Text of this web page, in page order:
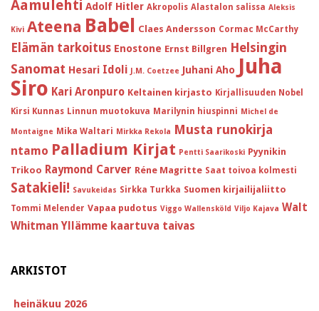
Aamulehti Adolf Hitler Akropolis Alastalon salissa Aleksis
Kivi Ateena Babel Claes Andersson Cormac McCarthy
Elämän tarkoitus Enostone Ernst Billgren Helsingin
Sanomat Hesari Idoli J.M. Coetzee Juhani Aho Juha
Siro Kari Aronpuro Keltainen kirjasto Kirjallisuuden Nobel
Kirsi Kunnas Linnun muotokuva Marilynin hiuspinni Michel de
Montaigne Mika Waltari Mirkka Rekola Musta runokirja
ntamo Palladium Kirjat Pentti Saarikoski Pyynikin
Trikoo Raymond Carver Réne Magritte Saat toivoa kolmesti
Satakieli! Savukeidas Sirkka Turkka Suomen kirjailijaliitto
Tommi Melender Vapaa pudotus Viggo Wallensköld Viljo Kajava Walt
Whitman Yllämme kaartuva taivas
ARKISTOT
heinäkuu 2026